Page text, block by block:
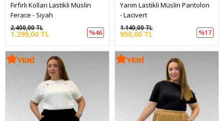
Fırfırlı Kolları Lastikli Müslin
Ferace - Siyah
1.299,00 TL
2.400,00 TL
%46
Yarım Lastikli Müslin Pantolon
- Lacivert
950,00 TL
1.140,00 TL
%17